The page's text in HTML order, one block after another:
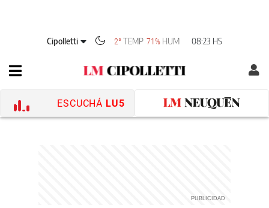
Cipolletti 2° TEMP 71% HUM 08:23 HS
ESCUCHÁ LU5